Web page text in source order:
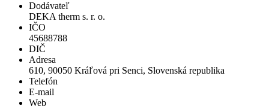
Dodávateľ
DEKA therm s. r. o.
IČO
45688788
DIČ
Adresa
610, 90050 Kráľová pri Senci, Slovenská republika
Telefón
E-mail
Web